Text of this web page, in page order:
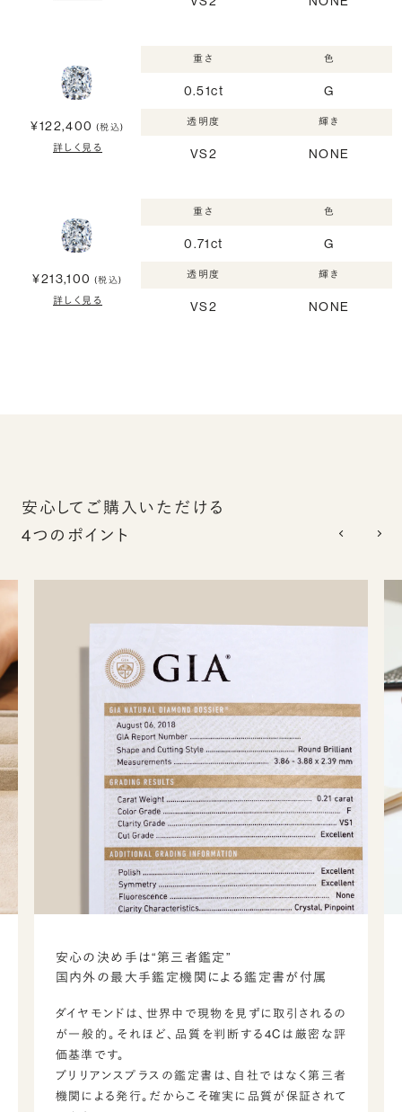
¥122,400 (税込)
詳しく見る
重さ
0.51ct
色
G
透明度
VS2
輝き
NONE
¥213,100 (税込)
詳しく見る
重さ
0.71ct
色
G
透明度
VS2
輝き
NONE
安心してご購入いただける
4つのポイント
安心の決め手は“第三者鑑定”
国内外の最大手鑑定機関による鑑定書が付属
ダイヤモンドは、世界中で現物を見ずに取引されるの
が一般的。それほど、品質を判断する4Cは厳密な評
価基準です。
ブリリアンスプラスの鑑定書は、自社ではなく第三者
機関による発行。だからこそ確実に品質が保証されて